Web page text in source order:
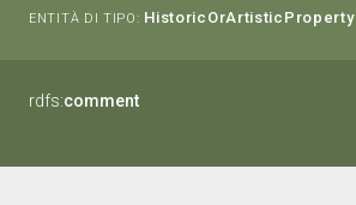
ENTITÀ DI TIPO: HistoricOrArtisticProperty
rdfs:comment